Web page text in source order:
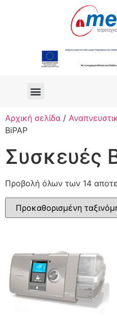
Αρχική σελίδα /
BiPAP
Συσκευές
Προβολή όλων των 14